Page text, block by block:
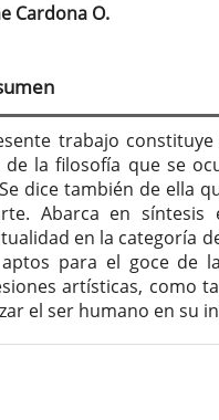
Cardona O.
trabajo
de la filosofía que se
dice también de ella
Abarca en síntesis
en la categoría
para el goce de
artísticas, como
el ser humano en su